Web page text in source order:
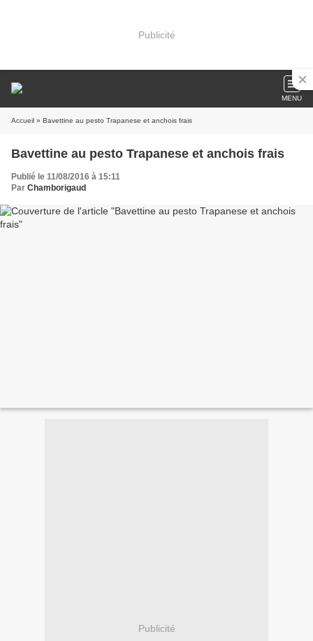
Publicité
MENU
Accueil » Bavettine au pesto Trapanese et anchois frais
Bavettine au pesto Trapanese et anchois frais
Publié le 11/08/2016 à 15:11
Par Chamborigaud
Publicité